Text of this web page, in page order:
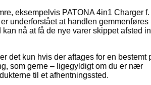
eksempelvis PATONA 4in1 Charger
underforstået at handlen gemmenføres
nå at få de nye varer skippet afsted
kun hvis der aftages for en bestemt
som gerne – ligegyldigt om du er nær
til et afhentningssted.